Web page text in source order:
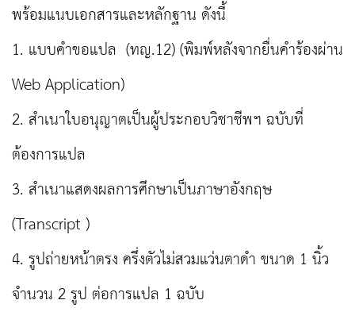
พร้อมแนบเอกสารและหลักฐาน ดังนี้
1. แบบคำขอแปล (ทญ.12) (พิมพ์หลังจากยื่นคำร้องผ่าน
Web Application)
2. สำเนาใบอนุญาตเป็นผู้ประกอบวิชาชีพฯ ฉบับที่
ต้องการแปล
3. สำเนาแสดงผลการศึกษาเป็นภาษาอังกฤษ
(Transcript )
4. รูปถ่ายหน้าตรง ครึ่งตัวไม่สวมแว่นตาดำ ขนาด 1 นิ้ว
จำนวน 2 รูป ต่อการแปล 1 ฉบับ